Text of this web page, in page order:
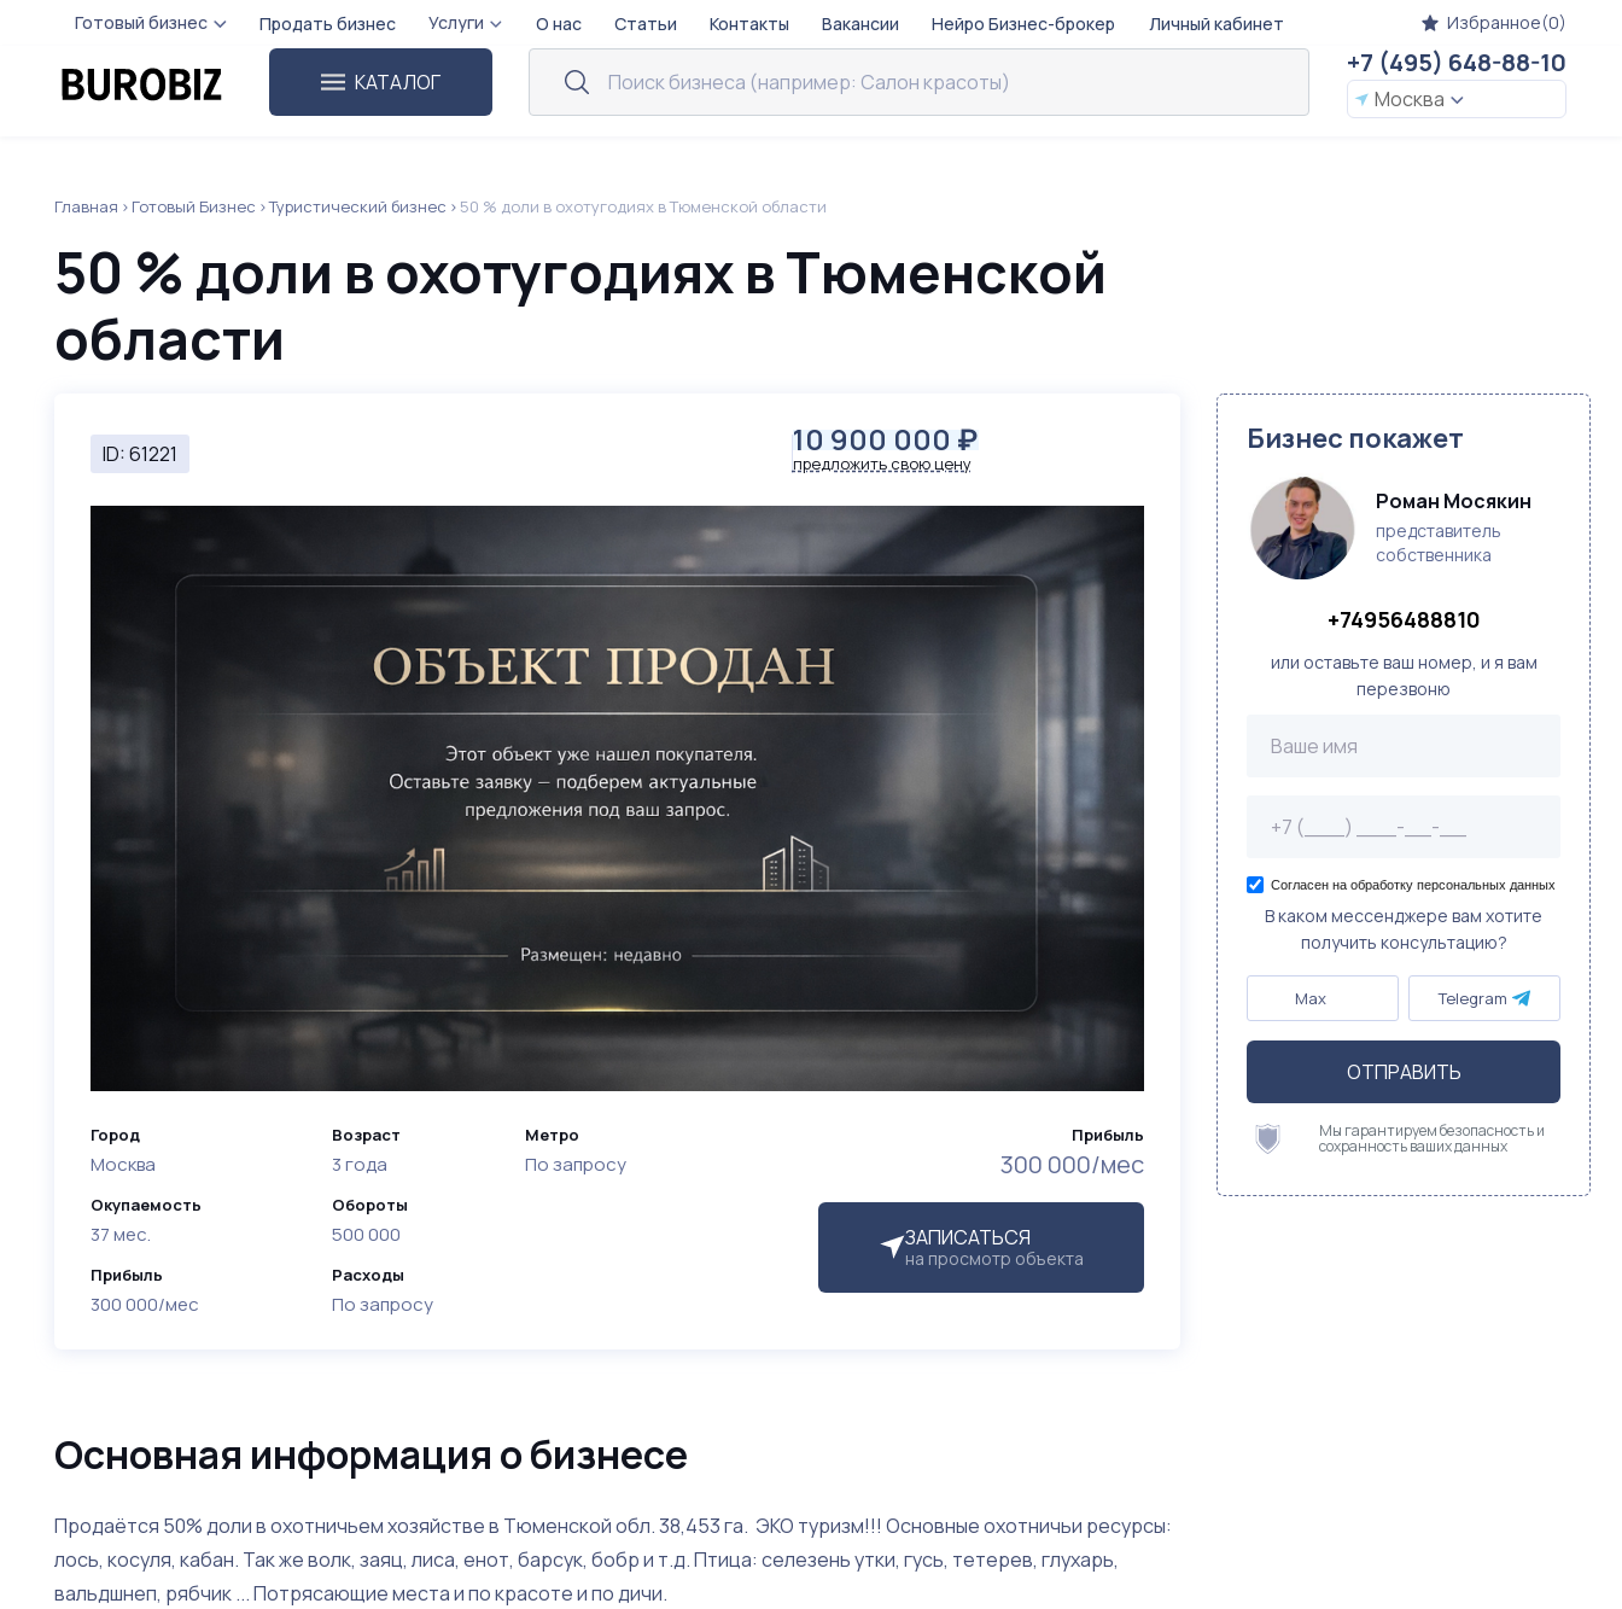
Готовый бизнес Продать бизнес Услуги О нас Статьи Контакты Вакансии Нейро Бизнес-брокер Личный кабинет Избранное(0)
КАТАЛОГ
+7 (495) 648-88-10
Москва
Главная Готовый Бизнес Туристический бизнес 50 % доли в охотугодиях в Тюменской области
50 % доли в охотугодиях в Тюменской
области
ID: 61221 10 900 000 ₽
предложить свою цену
Прибыль
300 000/мес
ЗАПИСАТЬСЯ
на просмотр объекта
Город
Москва
Окупаемость
37 мес.
Прибыль
300 000/мес
Возраст
3 года
Обороты
500 000
Расходы
По запросу
Метро
По запросу
Основная информация о бизнесе
Продаётся 50% доли в охотничьем хозяйстве в Тюменской обл. 38,453 га. ЭКО туризм!!! Основные охотничьи ресурсы:
лось, косуля, кабан. Так же волк, заяц, лиса, енот, барсук, бобр и т.д. Птица: селезень утки, гусь, тетерев, глухарь,
вальдшнеп, рябчик ... Потрясающие места и по красоте и по дичи.
Бизнес покажет
Роман Мосякин
представитель
собственника
+74956488810
или оставьте ваш номер, и я вам
перезвоню
Согласен на обработку персональных данных
В каком мессенджере вам хотите
получить консультацию?
Max Telegram
ОТПРАВИТЬ
Мы гарантируем безопасность и
сохранность ваших данных